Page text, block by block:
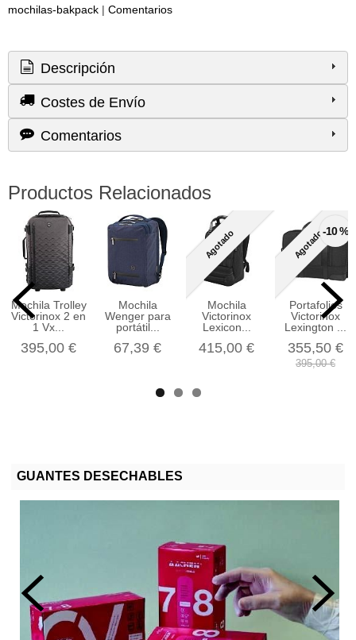
GUANTES DESECHABLES
mochilas-bakpack | Comentarios
Descripción
Costes de Envío
Comentarios
Productos Relacionados
Mochila Trolley
Victorinox 2 en
1 Vx...
395,00 €
Mochila
Wenger para
portátil...
67,39 €
Agotado
Mochila
Victorinox
Lexicon...
415,00 €
Agotado-10 %
Portafolios
Victorinox
Lexington ...
355,50 €
395,00 €